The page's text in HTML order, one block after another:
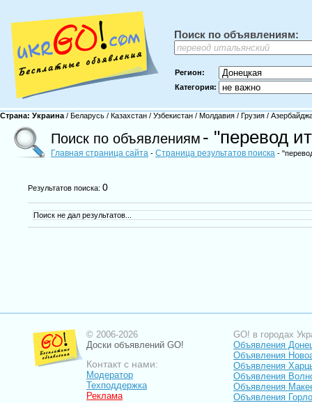
Поиск по объявлениям:
Регион:
Категория:
Страна: Украина / Беларусь / Казахстан / Узбекистан / Молдавия / Грузия /
Поиск по объявлениям - "перевод
Главная страница сайта - Страница результатов поиска -
Результатов поиска: 0
Поиск не дал результатов...
© 2006-2026
Доски объявлений GO!
Контакт с нами:
Модератор
Техподдержка
Реклама
GO! в городах
Объявления
Объявления
Объявления
Объявления
Объявления
Объявления